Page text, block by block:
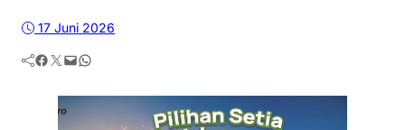
17 Juni 2026
Facebook Twitter Mail WhatsApp